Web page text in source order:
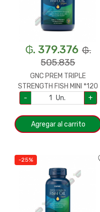
₲. 379.376 ₲.
505.835
GNC PREM TRIPLE
STRENGTH FISH MINI *120
CAPS 70592
- Un. +
Agregar al carrito
-25%